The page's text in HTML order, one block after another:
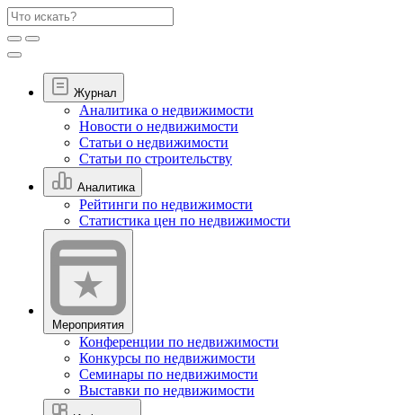
Журнал
Аналитика о недвижимости
Новости о недвижимости
Статьи о недвижимости
Статьи по строительству
Аналитика
Рейтинги по недвижимости
Статистика цен по недвижимости
Мероприятия
Конференции по недвижимости
Конкурсы по недвижимости
Семинары по недвижимости
Выставки по недвижимости